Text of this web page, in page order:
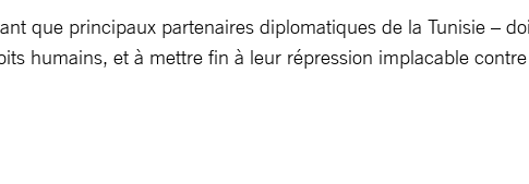
que principaux partenaires diplomatiques de la Tunisie –
humains, et à mettre fin à leur répression implacable